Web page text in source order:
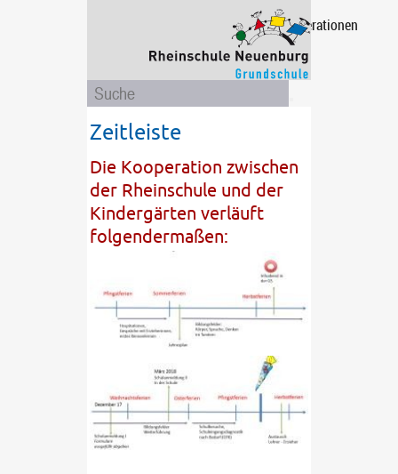
Ganztagsschule
Das
sind
wir
Kooperationen
Zeitleiste
Die Kooperation zwischen
der Rheinschule und der
Kindergärten verläuft
folgendermaßen: